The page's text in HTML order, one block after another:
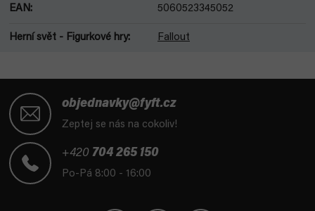
EAN: 5060523345052
Herní svět - Figurkové hry: Fallout
objednavky@fyft.cz
Zeptej se nás na cokoliv!
+420 704 265 150
Po-Pá 8:00 - 16:00